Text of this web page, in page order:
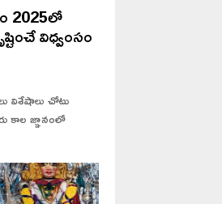
2025లో
విధ్వంసం
విశేషాలు చోటు
కాల జ్ఞానంలో